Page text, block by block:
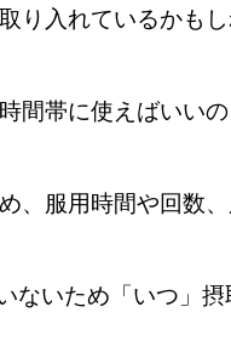
り入れているかもし
間帯に使えばいい
、服用時間や回数
ないため「いつ」